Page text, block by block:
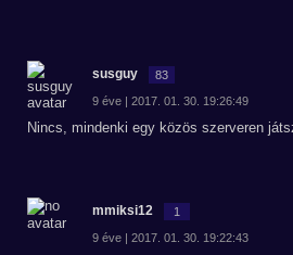
susguy 83
9 éve | 2017. 01. 30. 19:26:49
Nincs, mindenki egy közös szerveren
mmiksi12 1
9 éve | 2017. 01. 30. 19:22:43